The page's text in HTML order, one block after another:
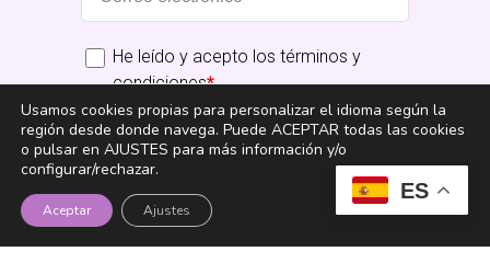
He leído y acepto los términos y
condiciones*
Suscribirme
ES
Usamos cookies propias para personalizar el idioma según la
región desde donde navega. Puede ACEPTAR todas las cookies
o pulsar en AJUSTES para más información y/o
configurar/rechazar.
Aceptar Ajustes